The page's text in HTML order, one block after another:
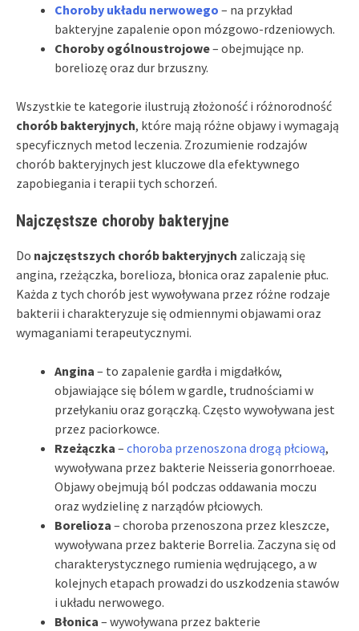
Choroby układu nerwowego – na przykład
bakteryjne zapalenie opon mózgowo-rdzeniowych.
Choroby ogólnoustrojowe– obejmujące np.
boreliozę oraz dur brzuszny.
Wszystkie te kategorie ilustrują złożoność i różnorodność
chorób bakteryjnych, które mają różne objawy i wymagają
specyficznych metod leczenia. Zrozumienie rodzajów
chorób bakteryjnych jest kluczowe dla efektywnego
zapobiegania i terapii tych schorzeń.
Najczęstsze choroby bakteryjne
Do najczęstszych chorób bakteryjnych zaliczają się
angina, rzeżączka, borelioza, błonica oraz zapalenie płuc.
Każda z tych chorób jest wywoływana przez różne rodzaje
bakterii i charakteryzuje się odmiennymi objawami oraz
wymaganiami terapeutycznymi.
Angina – to zapalenie gardła i migdałków,
objawiające się bólem w gardle, trudnościami w
przełykaniu oraz gorączką. Często wywoływana jest
przez paciorkowce.
Rzeżączka – choroba przenoszona drogą płciową,
wywoływana przez bakterie Neisseria gonorrhoeae.
Objawy obejmują ból podczas oddawania moczu
oraz wydzielinę z narządów płciowych.
Borelioza – choroba przenoszona przez kleszcze,
wywoływana przez bakterie Borrelia. Zaczyna się od
charakterystycznego rumienia wędrującego, a w
kolejnych etapach prowadzi do uszkodzenia stawów
i układu nerwowego.
Błonica – wywoływana przez bakterie